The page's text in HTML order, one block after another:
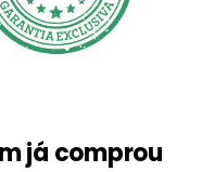
já comprou